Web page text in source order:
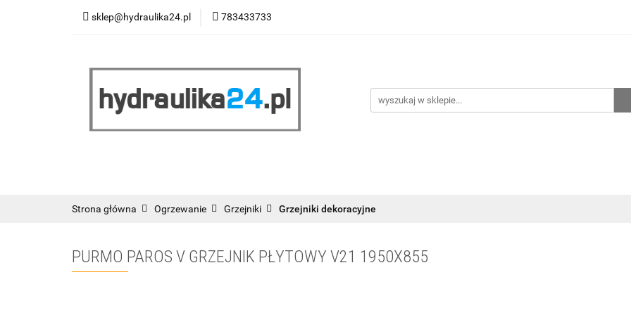
sklep@hydraulika24.pl 783433733
RATY/LEASING
Łazienka
Wyprzedaż WYCENA ZESTAWÓW
Strona główna Ogrzewanie Grzejniki Grzejniki dekoracyjne
PURMO PAROS V GRZEJNIK PŁYTOWY V21 1950X855